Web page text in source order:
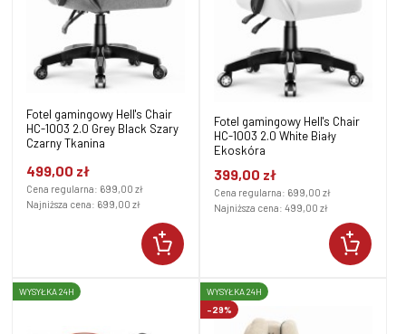
Fotel gamingowy Hell's Chair
HC-1003 2.0 Grey Black Szary
Czarny Tkanina
499,00 zł
Cena regularna: 699,00 zł
Najniższa cena: 699,00 zł
Fotel gamingowy Hell's Chair
HC-1003 2.0 White Biały
Ekoskóra
399,00 zł
Cena regularna: 699,00 zł
Najniższa cena: 499,00 zł
WYSYŁKA 24H
-29%
WYSYŁKA 24H